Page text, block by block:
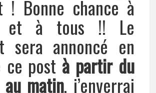
! Bonne chance à
et à tous !! Le
sera annoncé en
post à partir du
au matin, j’enverrai